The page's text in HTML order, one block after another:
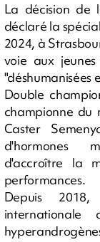
La décision de
déclaré la
2024, à
voie aux
"déshumanisées
Double
championne du
Caster
d'hormones
d'accroître la
performances.
Depuis
internationale